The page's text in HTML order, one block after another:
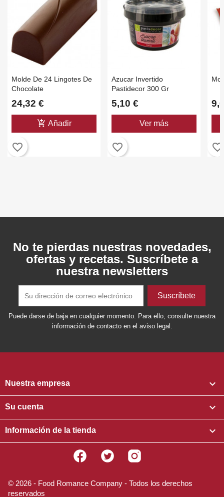
Molde De 24 Lingotes De
Chocolate
24,32 €
add_shopping_cart Añadir
favorite_border
Azucar Invertido
Pastidecor 300 Gr
5,10 €
Ver más
favorite_border favorite_border
No te pierdas nuestras novedades,
ofertas y recetas. Suscríbete a
nuestra newsletters
Puede darse de baja en cualquier momento. Para ello, consulte nuestra
información de contacto en el aviso legal.
Nuestra empresa 
Su cuenta 
Información de la tienda 
Facebook Twitter
© 2026 - Food Romance Company - Todos los derechos
reservados